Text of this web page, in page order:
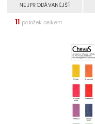
NEJPRODÁVANĚJŠÍ
11 položek celkem